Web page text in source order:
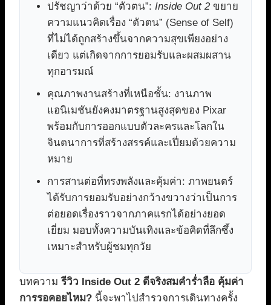
ปรัชญาว่าด้วย “ตัวตน”: Inside Out 2ขยาย
ความแนวคิดเรื่อง “ตัวตน” (Sense of Self)
ที่ไม่ได้ถูกสร้างขึ้นจากความสุขเพียงอย่าง
เดียว แต่เกิดจากการยอมรับและผสมผสาน
ทุกอารมณ์
คุณภาพงานสร้างที่เหนือชั้น: งานภาพ
แอนิเมชันยังคงมาตรฐานสูงสุดของ Pixar
พร้อมกับการออกแบบตัวละครและโลกใน
จินตนาการที่สร้างสรรค์และเปี่ยมด้วยความ
หมาย
การสานต่อที่ทรงพลังและคุ้มค่า: ภาพยนตร์
ได้รับการยอมรับอย่างกว้างขวางว่าเป็นการ
ต่อยอดเรื่องราวจากภาคแรกได้อย่างยอด
เยี่ยม มอบทั้งความบันเทิงและข้อคิดที่ลึกซึ้ง
เหมาะสำหรับผู้ชมทุกวัย
บทความรีวิว Inside Out 2 ดีจริงสมคำร่ำลือ คุ้มค่า
การรอคอยไหม? นี้จะพาไปสำรวจการเดินทางครั้ง